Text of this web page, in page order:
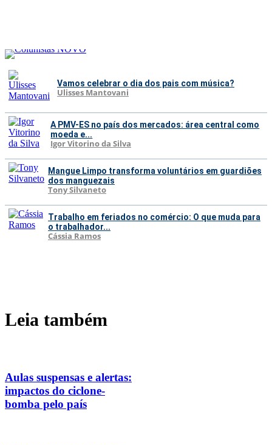
Vamos celebrar o dia dos pais com música?
Ulisses Mantovani
A PMV-ES no país dos mercados: área central como
moeda e...
Igor Vitorino da Silva
Mangue Limpo transforma voluntários em guardiões
dos manguezais
Tony Silvaneto
Trabalho em feriados no comércio: O que muda para
o trabalhador...
Cássia Ramos
Leia também
Aulas suspensas e alertas:
impactos do ciclone-
bomba pelo país